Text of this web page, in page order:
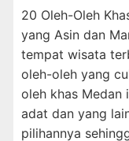
20 Oleh-Oleh
yang Asin dan
tempat wisata
oleh-oleh yang
oleh khas Medan
adat dan yang
pilihannya